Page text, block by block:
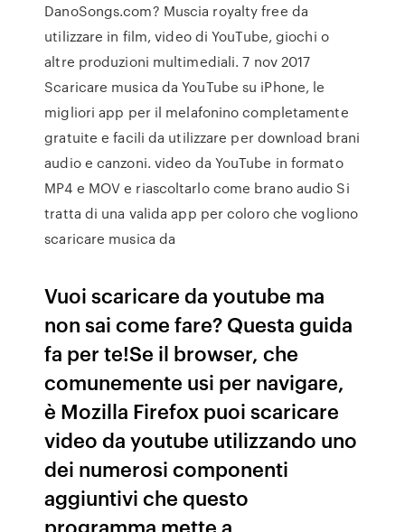
DanoSongs.com? Muscia royalty free da
utilizzare in film, video di YouTube, giochi o
altre produzioni multimediali. 7 nov 2017
Scaricare musica da YouTube su iPhone, le
migliori app per il melafonino completamente
gratuite e facili da utilizzare per download brani
audio e canzoni. video da YouTube in formato
MP4 e MOV e riascoltarlo come brano audio Si
tratta di una valida app per coloro che vogliono
scaricare musica da
Vuoi scaricare da youtube ma
non sai come fare? Questa guida
fa per te!Se il browser, che
comunemente usi per navigare,
è Mozilla Firefox puoi scaricare
video da youtube utilizzando uno
dei numerosi componenti
aggiuntivi che questo
programma mette a